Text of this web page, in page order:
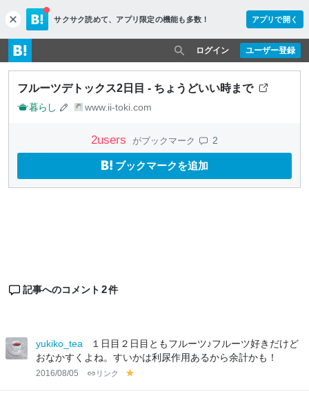
c
l
o
s
e
サクサク読めて、 アプリ限定の機能も多数！ アプリで開く
ユーザー登録
ログイン
フルーツデトックス2日目 - ちょうどいい時まで
暮らし www.ii-toki.com
2users がブックマーク 2
ブックマークを追加
記事へのコメント 2件
yukiko_tea
１日目２日目ともフルーツ♪フルーツ好きだけど
おなかすくよね。すいかは利尿作用あるから余計かも！
2016/08/05 リンク